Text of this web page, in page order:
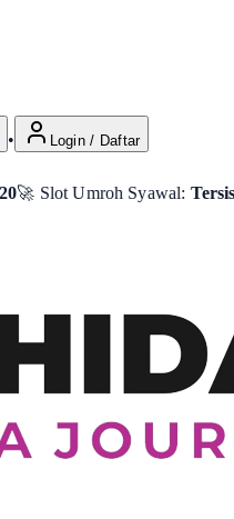
• Login / Daftar
Syawal:Tersisa 8 Seat 🛫